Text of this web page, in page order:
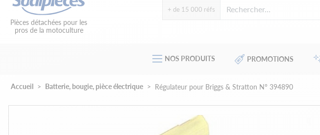
Pièces détachées pour les
pros de la motoculture
+ de 15 000 réfs
NOS PRODUITS PROMOTIONS
Accueil Batterie, bougie, pièce électrique Régulateur pour Briggs & Stratton N° 394890